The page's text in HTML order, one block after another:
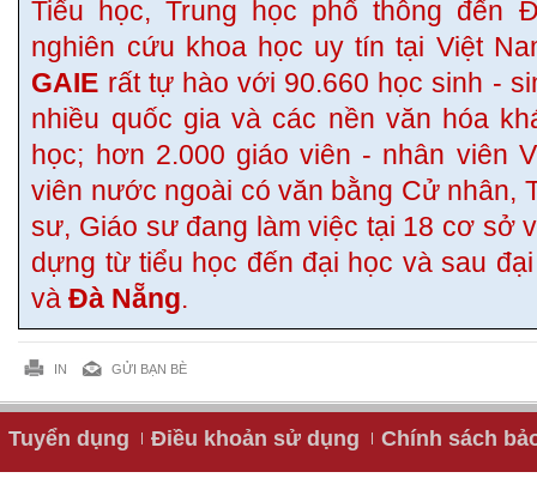
Tiểu học, Trung học phổ thông đến
nghiên cứu khoa học uy tín tại Việt
GAIE rất tự hào với 90.660 học sinh -
nhiều quốc gia và các nền văn hóa
học; hơn 2.000 giáo viên - nhân viên
viên nước ngoài có văn bằng Cử nhân,
sư, Giáo sư đang làm việc tại 18 cơ sở
dựng từ tiểu học đến đại học và sau
vàĐà Nẵng.
IN GỬI BẠN BÈ
Tuyển dụng Điều khoản sử dụng Chính sách